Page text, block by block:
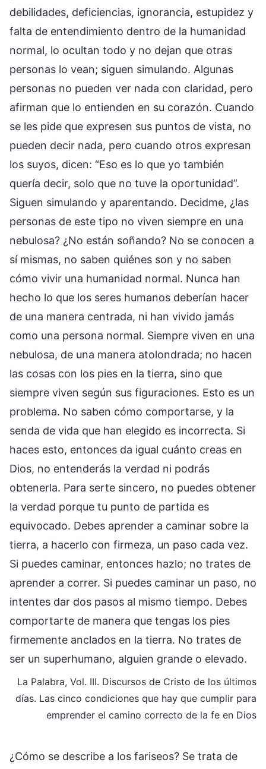
debilidades, deficiencias, ignorancia, estupidez y
falta de entendimiento dentro de la humanidad
normal, lo ocultan todo y no dejan que otras
personas lo vean; siguen simulando. Algunas
personas no pueden ver nada con claridad, pero
afirman que lo entienden en su corazón. Cuando
se les pide que expresen sus puntos de vista, no
pueden decir nada, pero cuando otros expresan
los suyos, dicen: “Eso es lo que yo también
quería decir, solo que no tuve la oportunidad”.
Siguen simulando y aparentando. Decidme, ¿las
personas de este tipo no viven siempre en una
nebulosa? ¿No están soñando? No se conocen a
sí mismas, no saben quiénes son y no saben
cómo vivir una humanidad normal. Nunca han
hecho lo que los seres humanos deberían hacer
de una manera centrada, ni han vivido jamás
como una persona normal. Siempre viven en una
nebulosa, de una manera atolondrada; no hacen
las cosas con los pies en la tierra, sino que
siempre viven según sus figuraciones. Esto es un
problema. No saben cómo comportarse, y la
senda de vida que han elegido es incorrecta. Si
haces esto, entonces da igual cuánto creas en
Dios, no entenderás la verdad ni podrás
obtenerla. Para serte sincero, no puedes obtener
la verdad porque tu punto de partida es
equivocado. Debes aprender a caminar sobre la
tierra, a hacerlo con firmeza, un paso cada vez.
Si puedes caminar, entonces hazlo; no trates de
aprender a correr. Si puedes caminar un paso, no
intentes dar dos pasos al mismo tiempo. Debes
comportarte de manera que tengas los pies
firmemente anclados en la tierra. No trates de
ser un superhumano, alguien grande o elevado.
La Palabra, Vol. III. Discursos de Cristo de los últimos
días. Las cinco condiciones que hay que cumplir para
emprender el camino correcto de la fe en Dios
¿Cómo se describe a los fariseos? Se trata de